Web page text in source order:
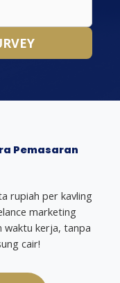
Pemasaran
rupiah per kavling
marketing
waktu kerja, tanpa
cair!